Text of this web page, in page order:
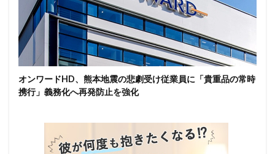
オンワードHD、熊本地震の悲劇受け従業員に「貴重品の常時
携行」義務化へ再発防止を強化